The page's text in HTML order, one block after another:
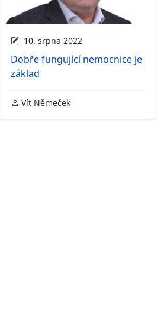
10. srpna 2022
Dobře fungující nemocnice je
základ
Vít Němeček